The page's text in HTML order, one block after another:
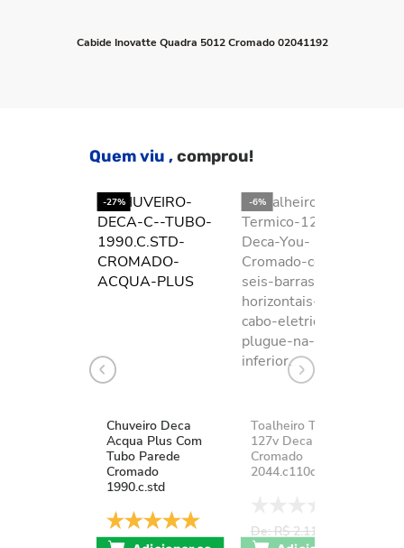
Cabide Inovatte Quadra 5012 Cromado 02041192
Quem viu ,comprou!
-27%
Chuveiro Deca
Acqua Plus Com
Tubo Parede
Cromado
1990.c.std
-6%
Toalheiro Térmico
127v Deca You
Cromado
2044.c110d.aqc
De: R$ 2.111,37